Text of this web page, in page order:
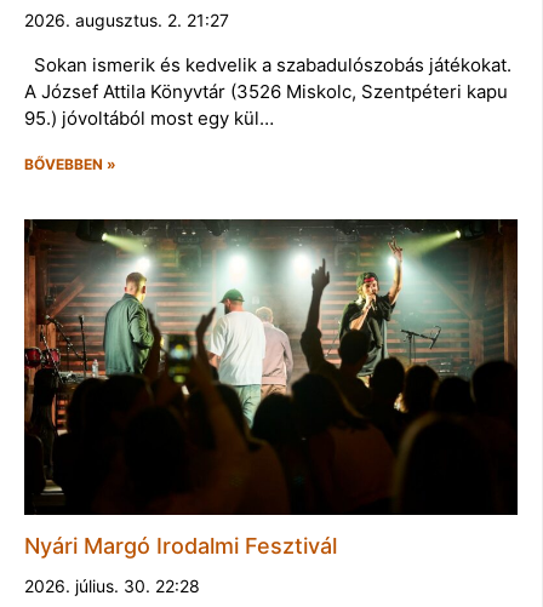
2026. augusztus. 2. 21:27
Sokan ismerik és kedvelik a szabadulószobás játékokat.
A József Attila Könyvtár (3526 Miskolc, Szentpéteri kapu
95.) jóvoltából most egy kül…
BŐVEBBEN »
Nyári Margó Irodalmi Fesztivál
2026. július. 30. 22:28